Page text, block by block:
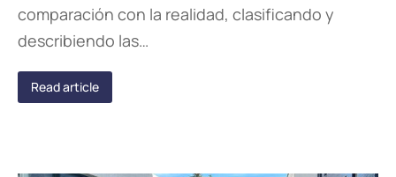
comparación con la realidad, clasificando y
describiendo las…
Read article